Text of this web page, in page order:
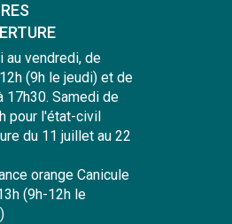
au vendredi, de
(9h le jeudi) et de
17h30. Samedi de
pour l'état-civil
du 11 juillet au 22
orange Canicule
(9h-12h le